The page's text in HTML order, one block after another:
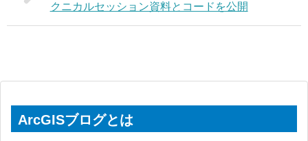
クニカルセッション資料とコードを公開
ArcGISブログとは